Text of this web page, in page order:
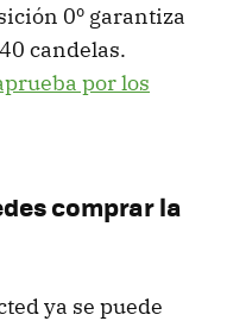
0º garantiza
candelas.
por los
comprar la
ya se puede